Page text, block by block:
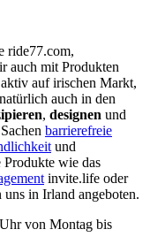
ride77.com,
auch mit Produkten
auf irischen Markt,
auch in den
, designen und
barrierefreie
und
Produkte wie das
invite.life oder
uns in Irland angeboten.
von Montag bis